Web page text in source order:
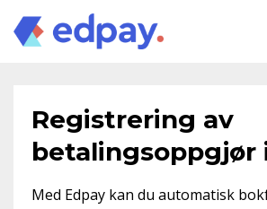
Registrering av
betalingsoppgjør
Med Edpay kan du automatisk